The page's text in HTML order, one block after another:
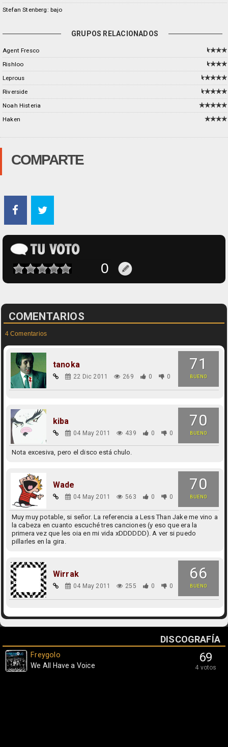
Stefan Stenberg: bajo
GRUPOS RELACIONADOS
Agent Fresco
Rishloo
Leprous
Riverside
Noah Histeria
Haken
COMPARTE
COMENTARIOS
4 Comentarios
71
BUENO
tanoka
22 Dic 2011 269 0 0
70
BUENO
kiba
04 May 2011 439 0 0
Nota excesiva, pero el disco está chulo.
70
BUENO
Wade
04 May 2011 563 0 0
Muy muy potable, si señor. La referencia a Less Than Jake me vino a
la cabeza en cuanto escuché tres canciones (y eso que era la
primera vez que les oia en mi vida xDDDDDD). A ver si puedo
pillarles en la gira.
66
BUENO
Wirrak
04 May 2011 255 0 0
DISCOGRAFÍA
69
4 votos
Freygolo
We All Have a Voice